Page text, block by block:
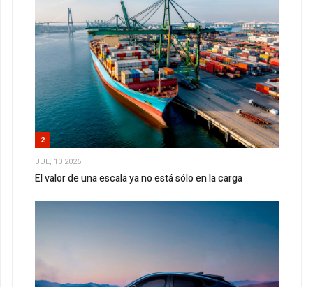
2
JUL, 10 2026
El valor de una escala ya no está sólo en la carga